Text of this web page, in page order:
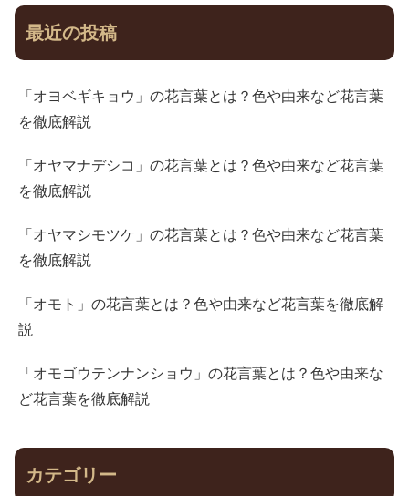
最近の投稿
「オヨベギキョウ」の花言葉とは？色や由来など花言葉
を徹底解説
「オヤマナデシコ」の花言葉とは？色や由来など花言葉
を徹底解説
「オヤマシモツケ」の花言葉とは？色や由来など花言葉
を徹底解説
「オモト」の花言葉とは？色や由来など花言葉を徹底解
説
「オモゴウテンナンショウ」の花言葉とは？色や由来な
ど花言葉を徹底解説
カテゴリー